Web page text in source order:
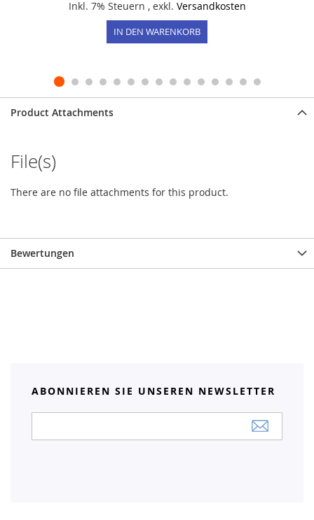
Inkl. 7% Steuern , exkl. Versandkosten
IN DEN WARENKORB
Product Attachments
File(s)
There are no file attachments for this product.
Bewertungen
ABONNIEREN SIE UNSEREN NEWSLETTER
Newsletter: